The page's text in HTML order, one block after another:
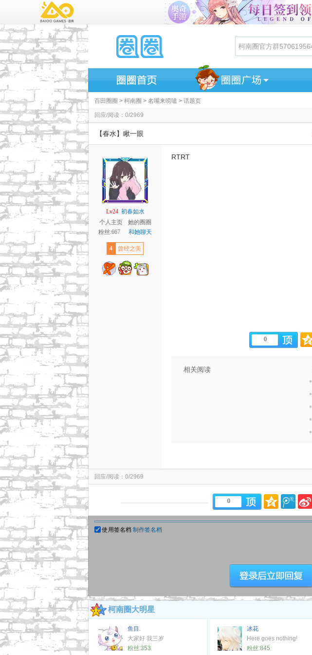
百田圈圈 > 柯南圈 > 名嘴来唠嗑 > 话题页
回应/阅读：0/2969
【春水】瞅一眼
Lv24 初春如水
个人主页
她的圈圈
粉丝:667
和她聊天
4 曾经之美
RTRT
0
相关阅读 .
.
.
.
.
回应/阅读：0/2969
0
使用签名档 制作签名档
柯南圈大明星
鱼目.
大家好 我三岁
粉丝:353
冰花
Here goes nothing!
粉丝:845